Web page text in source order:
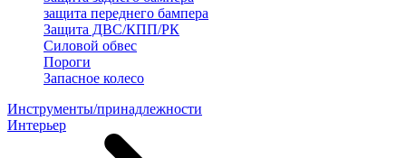
защита переднего бампера
Защита ДВС/КПП/РК
Силовой обвес
Пороги
Запасное колесо
Инструменты/принадлежности
Интерьер